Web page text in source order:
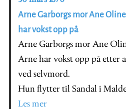
Arne Garborgs mor Ane
har vokst opp på
Arne Garborgs mor Ane
Arne har vokst opp på etter
ved selvmord.
Hun flytter til Sandal i Malde
Les mer